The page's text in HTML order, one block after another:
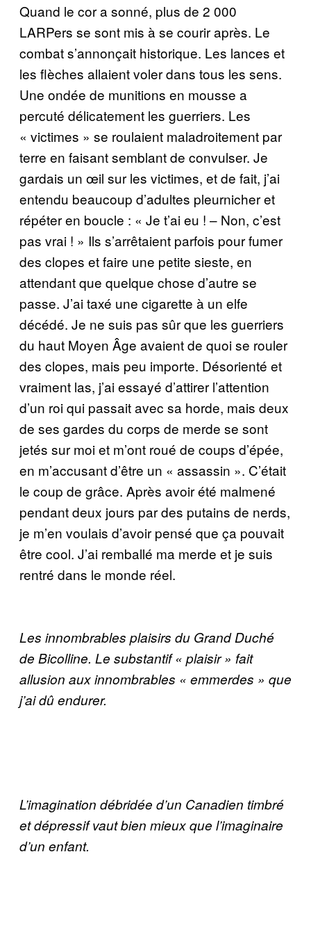
Quand le cor a sonné, plus de 2 000
LARPers se sont mis à se courir après. Le
combat s’annonçait historique. Les lances et
les flèches allaient voler dans tous les sens.
Une ondée de munitions en mousse a
percuté délicatement les guerriers. Les
« victimes » se roulaient maladroitement par
terre en faisant semblant de convulser. Je
gardais un œil sur les victimes, et de fait, j’ai
entendu beaucoup d’adultes pleurnicher et
répéter en boucle : « Je t’ai eu ! – Non, c’est
pas vrai ! » Ils s’arrêtaient parfois pour fumer
des clopes et faire une petite sieste, en
attendant que quelque chose d’autre se
passe. J’ai taxé une cigarette à un elfe
décédé. Je ne suis pas sûr que les guerriers
du haut Moyen Âge avaient de quoi se rouler
des clopes, mais peu importe. Désorienté et
vraiment las, j’ai essayé d’attirer l’attention
d’un roi qui passait avec sa horde, mais deux
de ses gardes du corps de merde se sont
jetés sur moi et m’ont roué de coups d’épée,
en m’accusant d’être un « assassin ». C’était
le coup de grâce. Après avoir été malmené
pendant deux jours par des putains de nerds,
je m’en voulais d’avoir pensé que ça pouvait
être cool. J’ai remballé ma merde et je suis
rentré dans le monde réel.
Les innombrables plaisirs du Grand Duché
de Bicolline. Le substantif « plaisir » fait
allusion aux innombrables « emmerdes » que
j’ai dû endurer.
L’imagination débridée d’un Canadien timbré
et dépressif vaut bien mieux que l’imaginaire
d’un enfant.